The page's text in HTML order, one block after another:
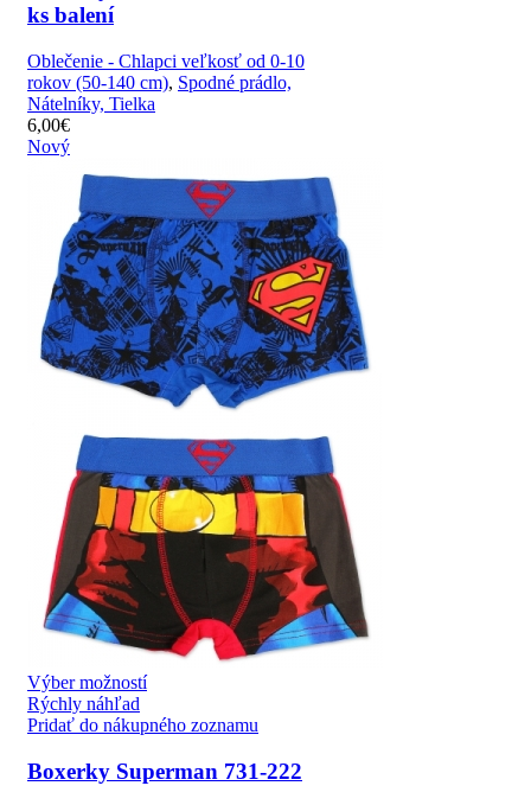
ks balení
Oblečenie - Chlapci veľkosť od 0-10
rokov (50-140 cm), Spodné prádlo,
Nátelníky, Tielka
6,00€
Nový
Výber možností
Rýchly náhľad
Pridať do nákupného zoznamu
Boxerky Superman 731-222